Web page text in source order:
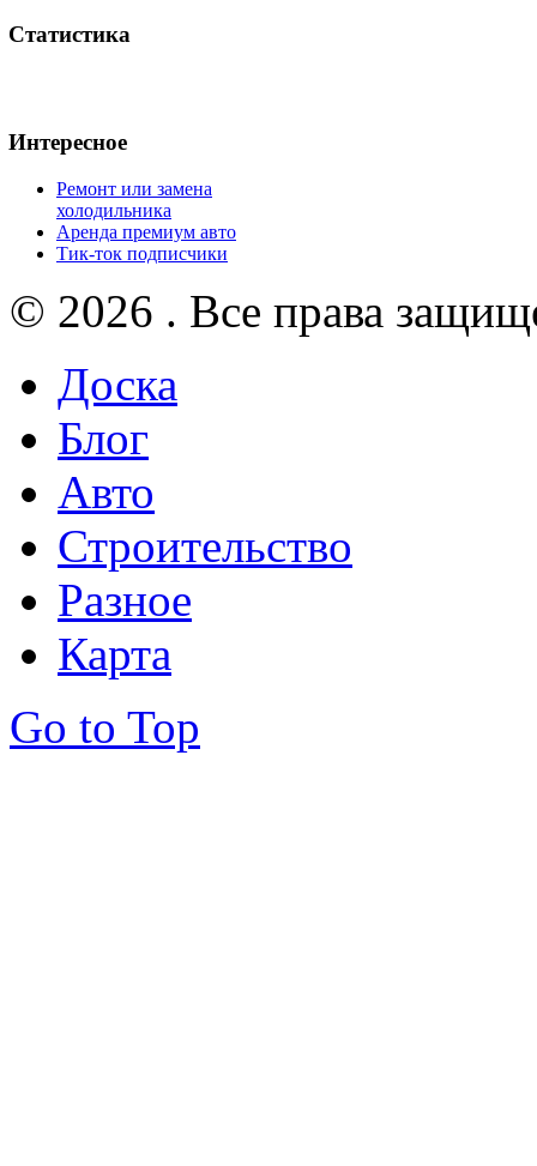
Статистика
Интересное
Ремонт или замена
холодильника
Аренда премиум авто
Тик-ток подписчики
© 2026 . Все права
Доска
Блог
Авто
Строительство
Разное
Карта
Go to Top